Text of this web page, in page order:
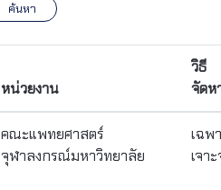
ค้นหา
หน่วยงาน
วิธี
จัดห
คณะแพทยศาสตร์
จุฬาลงกรณ์มหาวิทยาลัย
เฉพ
เจา